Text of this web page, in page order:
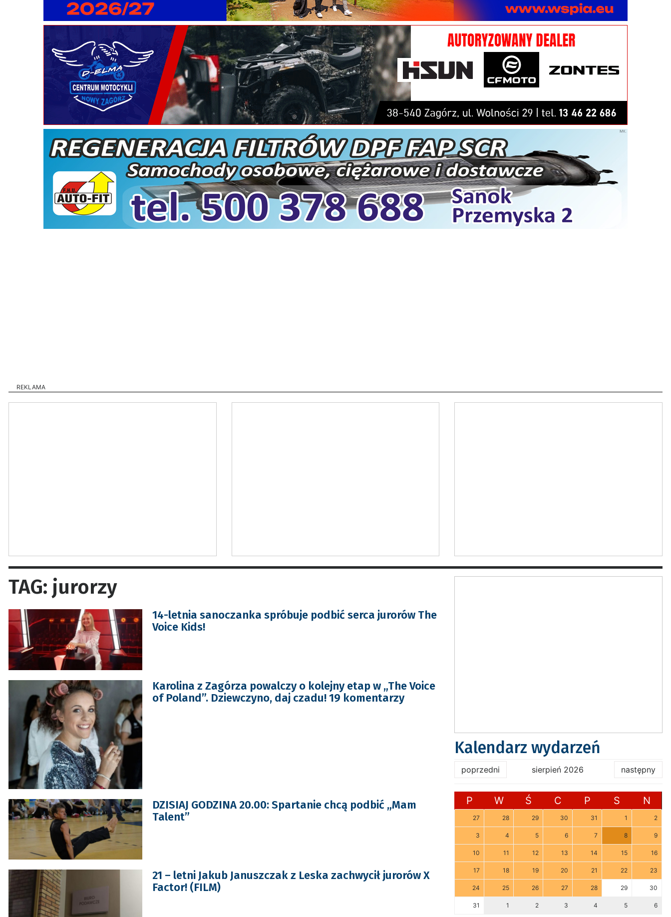
REKLAMA
TAG: jurorzy
14-letnia sanoczanka spróbuje podbić serca jurorów The
Voice Kids!
Karolina z Zagórza powalczy o kolejny etap w „The Voice
of Poland”. Dziewczyno, daj czadu! 19 komentarzy
DZISIAJ GODZINA 20.00: Spartanie chcą podbić „Mam
Talent”
21 – letni Jakub Januszczak z Leska zachwycił jurorów X
Factor! (FILM)
Kalendarz wydarzeń
poprzedni sierpień 2026 następny
P W Ś C P S N
27 28 29 30 31 1 2
3 4 5 6 7 8 9
10 11 12 13 14 15 16
17 18 19 20 21 22 23
24 25 26 27 28 29 30
31 1 2 3 4 5 6